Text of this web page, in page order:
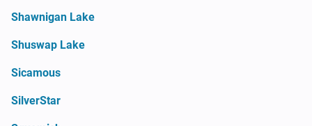
Shawnigan Lake
Shuswap Lake
Sicamous
SilverStar